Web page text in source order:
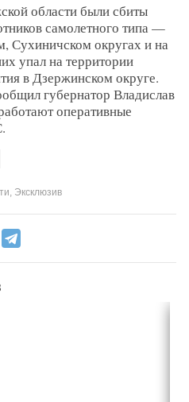
области были сбиты
самолетного типа —
Сухиничском округах и на
упал на территории
в Дзержинском округе.
губернатор Владислав
оперативные
Эксклюзив